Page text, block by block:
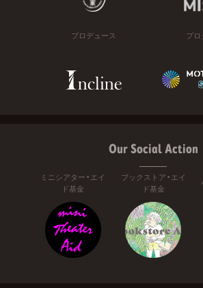
プロデュース プ
Our Social Action
ミニシアター・エイ
ド基金
ブックストア・エイ
ド基金